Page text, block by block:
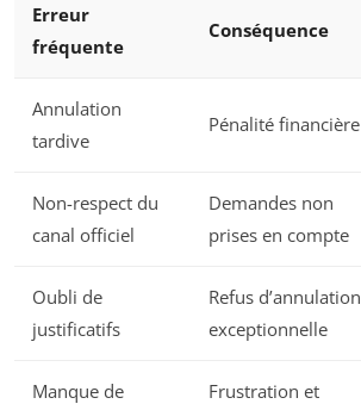
Erreur
fréquente
Conséquence
Annulation
tardive
Pénalité financière
Non-respect du
canal officiel
Demandes non
prises en compte
Oubli de
justificatifs
Refus d’annulation
exceptionnelle
Manque de
Frustration et